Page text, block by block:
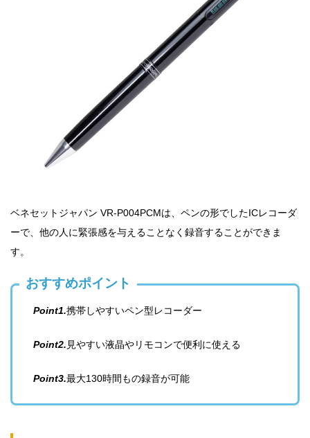
ベネセットジャパン VR-P004PCMは、ペンの形でしたICレコーダ
ーで、他の人に緊張感を与えることなく録音することができま
す。
おすすめポイント
Point1.携帯しやすいペン型レコーダー
Point2. 見やすい液晶やリモコンで便利に使える
Point3.最大130時間もの録音が可能